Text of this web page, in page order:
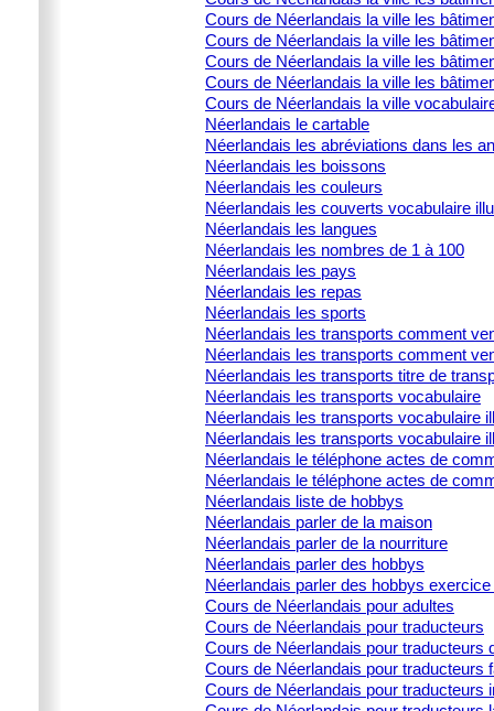
Cours de Néerlandais la ville les
Cours de Néerlandais la ville les
Cours de Néerlandais la ville les
Cours de Néerlandais la ville les
Cours de Néerlandais la ville
Néerlandais le cartable
Néerlandais les abréviations dans les
Néerlandais les boissons
Néerlandais les couleurs
Néerlandais les couverts vocabulaire
Néerlandais les langues
Néerlandais les nombres de 1 à 100
Néerlandais les pays
Néerlandais les repas
Néerlandais les sports
Néerlandais les transports comment
Néerlandais les transports comment
Néerlandais les transports titre de
Néerlandais les transports vocabulaire
Néerlandais les transports vocabulaire
Néerlandais les transports vocabulaire
Néerlandais le téléphone actes de
Néerlandais le téléphone actes de
Néerlandais liste de hobbys
Néerlandais parler de la maison
Néerlandais parler de la nourriture
Néerlandais parler des hobbys
Néerlandais parler des hobbys
Cours de Néerlandais pour adultes
Cours de Néerlandais pour traducteurs
Cours de Néerlandais pour traducteurs
Cours de Néerlandais pour traducteurs
Cours de Néerlandais pour traducteurs